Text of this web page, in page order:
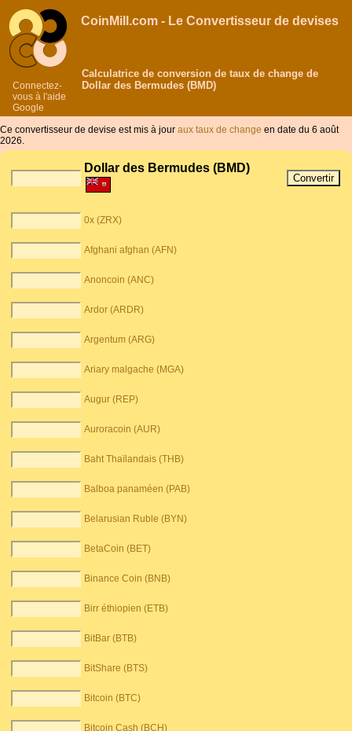
Connectez-
vous à l'aide
Google
CoinMill.com - Le Convertisseur de devises
Calculatrice de conversion de taux de change de
Dollar des Bermudes (BMD)
Ce convertisseur de devise est mis à jour aux taux de change en date du 6 août
2026.
Dollar des Bermudes (BMD)
0x (ZRX)
Afghani afghan (AFN)
Anoncoin (ANC)
Ardor (ARDR)
Argentum (ARG)
Ariary malgache (MGA)
Augur (REP)
Auroracoin (AUR)
Baht Thaïlandais (THB)
Balboa panaméen (PAB)
Belarusian Ruble (BYN)
BetaCoin (BET)
Binance Coin (BNB)
Birr éthiopien (ETB)
BitBar (BTB)
BitShare (BTS)
Bitcoin (BTC)
Bitcoin Cash (BCH)